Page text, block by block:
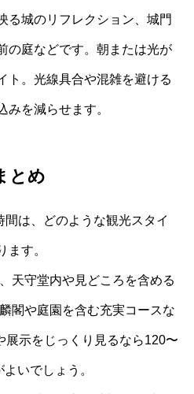
る城のリフレクション、城門
の庭などです。朝または光が
ト。光線具合や混雑を避ける
みを減らせます。
とめ
は、どのような観光スタイ
ます。
天守堂内や見どころを含める
閣や庭園を含む充実コースな
展示をじっくり見るなら120〜
いでしょう。